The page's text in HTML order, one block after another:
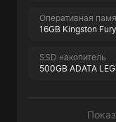
Оперативная
16GB Kingston
SSD накопитель
500GB ADATA